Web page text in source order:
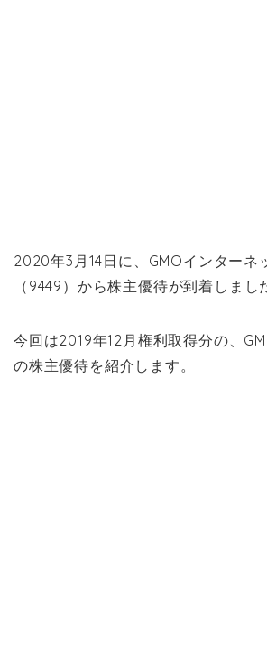
2020年3月14日に、GMOインターネ
（9449）から株主優待が到着しまし
今回は2019年12月権利取得分の、
の株主優待を紹介します。